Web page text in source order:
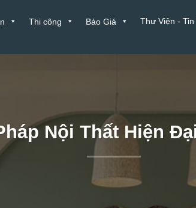
Thi công Báo Giá Thư Viện -
Nội Thất Hiện